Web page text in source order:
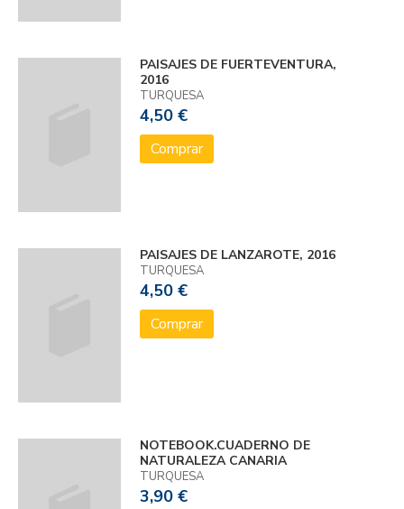
PAISAJES DE FUERTEVENTURA,
2016
TURQUESA
4,50 €
Comprar
PAISAJES DE LANZAROTE, 2016
TURQUESA
4,50 €
Comprar
NOTEBOOK.CUADERNO DE
NATURALEZA CANARIA
TURQUESA
3,90 €